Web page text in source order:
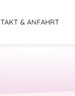
& ANFAHRT